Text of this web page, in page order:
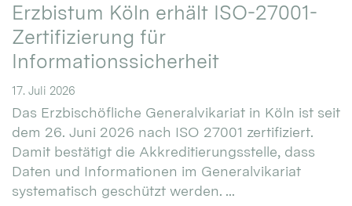
Erzbistum Köln erhält ISO-27001-
Zertifizierung für
Informationssicherheit
17. Juli 2026
Das Erzbischöfliche Generalvikariat in Köln ist seit
dem 26. Juni 2026 nach ISO 27001 zertifiziert.
Damit bestätigt die Akkreditierungsstelle, dass
Daten und Informationen im Generalvikariat
systematisch geschützt werden. ...